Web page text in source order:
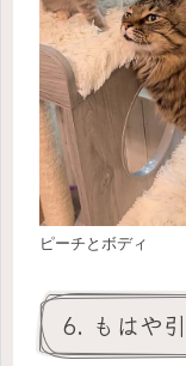
ピーチとボディ
6. もはや